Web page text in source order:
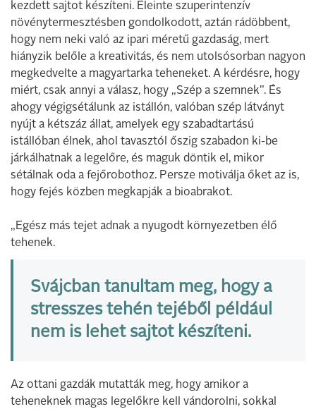
kezdett sajtot készíteni. Eleinte szuperintenzív
növénytermesztésben gondolkodott, aztán rádöbbent,
hogy nem neki való az ipari méretű gazdaság, mert
hiányzik belőle a kreativitás, és nem utolsósorban nagyon
megkedvelte a magyartarka teheneket. A kérdésre, hogy
miért, csak annyi a válasz, hogy „Szép a szemnek”. És
ahogy végigsétálunk az istállón, valóban szép látványt
nyújt a kétszáz állat, amelyek egy szabadtartású
istállóban élnek, ahol tavasztól őszig szabadon ki-be
járkálhatnak a legelőre, és maguk döntik el, mikor
sétálnak oda a fejőrobothoz. Persze motiválja őket az is,
hogy fejés közben megkapják a bioabrakot.
„Egész más tejet adnak a nyugodt környezetben élő
tehenek.
Svájcban tanultam meg, hogy a
stresszes tehén tejéből például
nem is lehet sajtot készíteni.
Az ottani gazdák mutatták meg, hogy amikor a
teheneknek magas legelőkre kell vándorolni, sokkal